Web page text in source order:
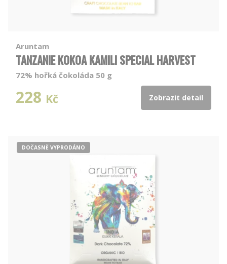
Aruntam
TANZANIE KOKOA KAMILI SPECIAL HARVEST
72% hořká čokoláda 50 g
228 Kč Zobrazit detail
DOČASNĚ VYPRODÁNO